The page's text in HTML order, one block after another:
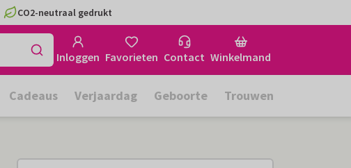
CO2-neutraal gedrukt
Inloggen Favorieten Contact Winkelmand
Cadeaus Verjaardag Geboorte Trouwen